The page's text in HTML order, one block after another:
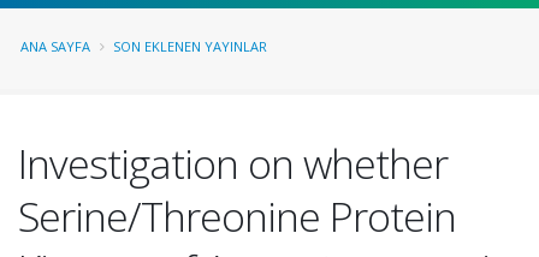
ANA SAYFA SON EKLENEN YAYINLAR
Investigation on whether
Serine/Threonine Protein